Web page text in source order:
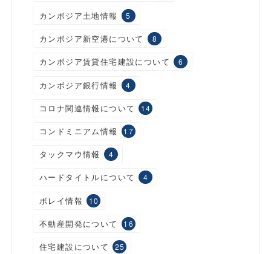
カンボジア土地情報 5
カンボジア新空港について 8
カンボジア賃貸住宅建設について 6
カンボジア銀行情報 4
コロナ関連情報について 14
コンドミニアム情報 17
タックマウ情報 4
ハードタイトルについて 4
ボレイ情報 10
不動産開発について 16
住宅建設について 25